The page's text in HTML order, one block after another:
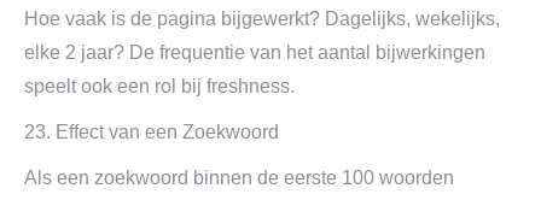
Hoe vaak is de pagina bijgewerkt? Dagelijks, wekelijks,
elke 2 jaar? De frequentie van het aantal bijwerkingen
speelt ook een rol bij freshness.
23. Effect van een Zoekwoord
Als een zoekwoord binnen de eerste 100 woorden